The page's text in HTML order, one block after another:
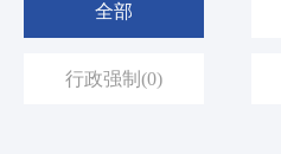
全部
行政强制 (0)